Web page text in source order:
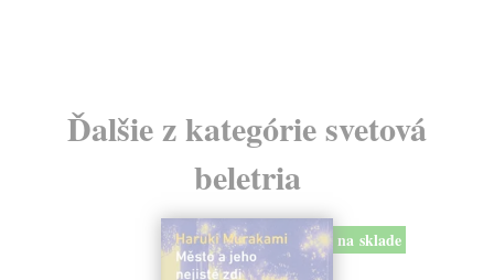
Ďalšie z kategórie svetová
beletria
na sklade